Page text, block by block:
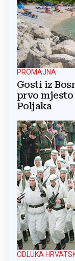
PROMAJNA
Gosti iz
prvo mjesto
Poljaka
ODLUKA